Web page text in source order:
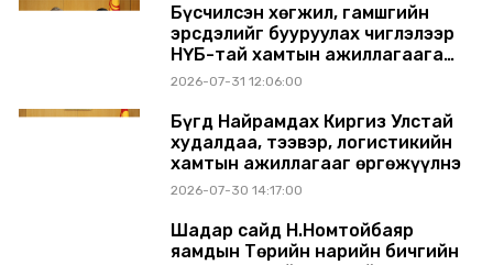
Бүсчилсэн хөгжил, гамшгийн
эрсдэлийг бууруулах чиглэлээр
НҮБ-тай хамтын ажиллагаагаа
өргөжүүлэхээр санал солилцлоо
2026-07-31 12:06:00
Бүгд Найрамдах Киргиз Улстай
худалдаа, тээвэр, логистикийн
хамтын ажиллагааг өргөжүүлнэ
2026-07-30 14:17:00
Шадар сайд Н.Номтойбаяр
яамдын Төрийн нарийн бичгийн